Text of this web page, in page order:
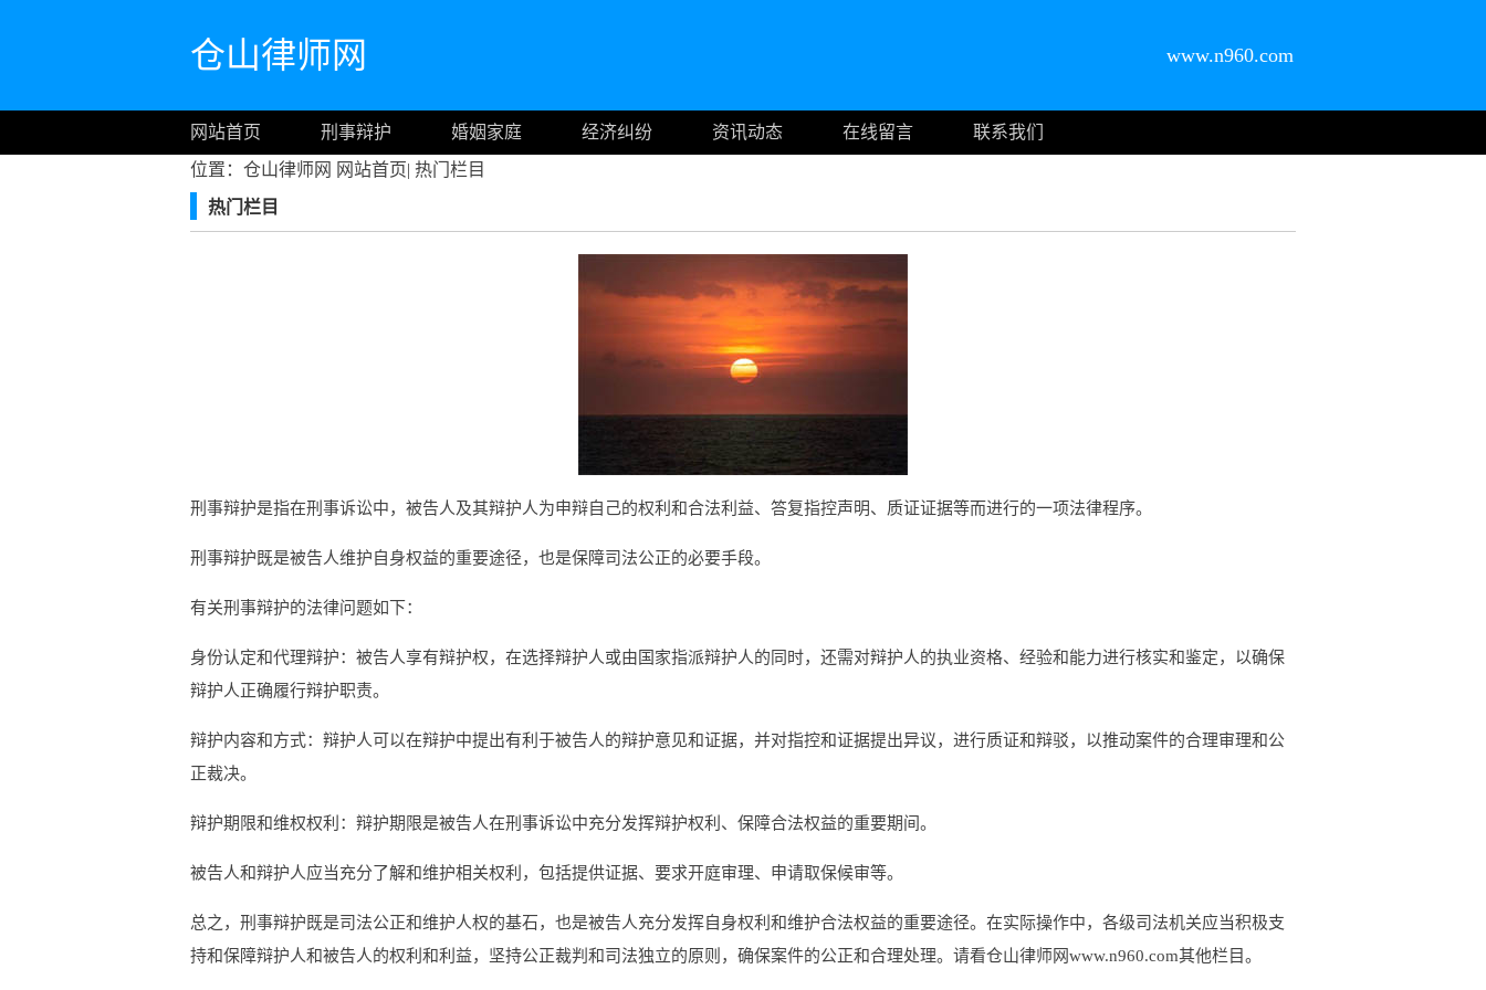
仓山律师网 www.n960.com
网站首页 刑事辩护 婚姻家庭 经济纠纷 资讯动态 在线留言
联系我们
位置：仓山律师网 网站首页| 热门栏目
热门栏目
刑事辩护是指在刑事诉讼中，被告人及其辩护人为申辩自己的权利和合法利益、答复指控声明、质证证据等而进行的一项法律程序。
刑事辩护既是被告人维护自身权益的重要途径，也是保障司法公正的必要手段。
有关刑事辩护的法律问题如下：
身份认定和代理辩护：被告人享有辩护权，在选择辩护人或由国家指派辩护人的同时，还需对辩护人的执业资格、经验和能力进行核实和鉴定，以确保
辩护人正确履行辩护职责。
辩护内容和方式：辩护人可以在辩护中提出有利于被告人的辩护意见和证据，并对指控和证据提出异议，进行质证和辩驳，以推动案件的合理审理和公
正裁决。
辩护期限和维权权利：辩护期限是被告人在刑事诉讼中充分发挥辩护权利、保障合法权益的重要期间。
被告人和辩护人应当充分了解和维护相关权利，包括提供证据、要求开庭审理、申请取保候审等。
总之，刑事辩护既是司法公正和维护人权的基石，也是被告人充分发挥自身权利和维护合法权益的重要途径。在实际操作中，各级司法机关应当积极支
持和保障辩护人和被告人的权利和利益，坚持公正裁判和司法独立的原则，确保案件的公正和合理处理。请看仓山律师网www.n960.com其他栏目。